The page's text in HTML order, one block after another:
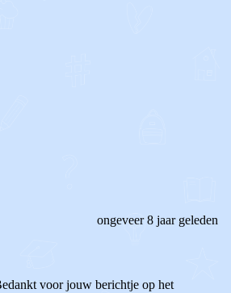
ongeveer 8 jaar geleden
voor jouw berichtje op het